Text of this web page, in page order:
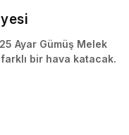
Ayar Gümüş Melek
bir hava katacak.